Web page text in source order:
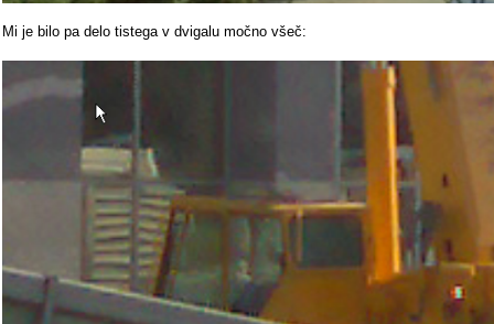
Mi je bilo pa delo tistega v dvigalu močno všeč: